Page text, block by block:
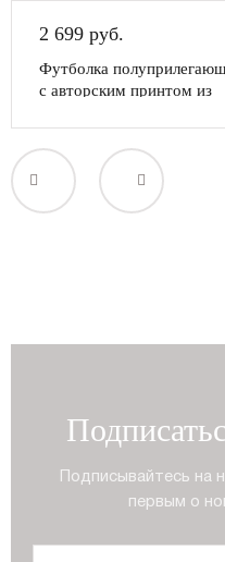
Запомнить меня на
2 699 руб.
Футболка
с авторским принтом из
Подписывайтесь на
первым о